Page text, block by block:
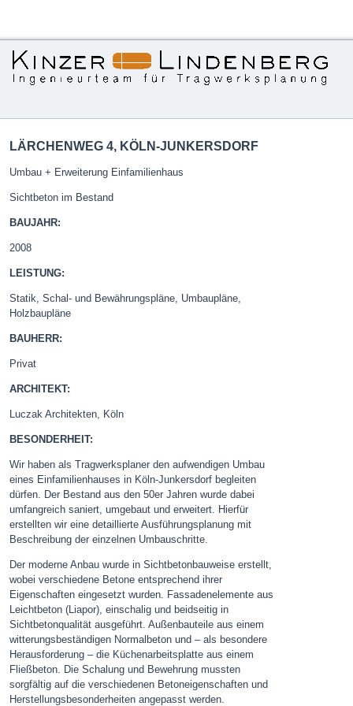
LÄRCHENWEG 4, KÖLN-JUNKERSDORF
Umbau + Erweiterung Einfamilienhaus
Sichtbeton im Bestand
BAUJAHR:
2008
LEISTUNG:
Statik, Schal- und Bewährungspläne, Umbaupläne,
Holzbaupläne
BAUHERR:
Privat
ARCHITEKT:
Luczak Architekten, Köln
BESONDERHEIT:
Wir haben als Tragwerksplaner den aufwendigen Umbau
eines Einfamilienhauses in Köln-Junkersdorf begleiten
dürfen. Der Bestand aus den 50er Jahren wurde dabei
umfangreich saniert, umgebaut und erweitert. Hierfür
erstellten wir eine detaillierte Ausführungsplanung mit
Beschreibung der einzelnen Umbauschritte.
Der moderne Anbau wurde in Sichtbetonbauweise erstellt,
wobei verschiedene Betone entsprechend ihrer
Eigenschaften eingesetzt wurden. Fassadenelemente aus
Leichtbeton (Liapor), einschalig und beidseitig in
Sichtbetonqualität ausgeführt. Außenbauteile aus einem
witterungsbeständigen Normalbeton und – als besondere
Herausforderung – die Küchenarbeitsplatte aus einem
Fließbeton. Die Schalung und Bewehrung mussten
sorgfältig auf die verschiedenen Betoneigenschaften und
Herstellungsbesonderheiten angepasst werden.